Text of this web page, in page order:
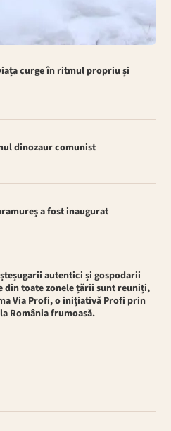
curge în ritmul propriu și
dinozaur comunist
a fost inaugurat
autentici și gospodarii
din toate zonele țării sunt reuniți,
Via Profi, o inițiativă Profi prin
România frumoasă.